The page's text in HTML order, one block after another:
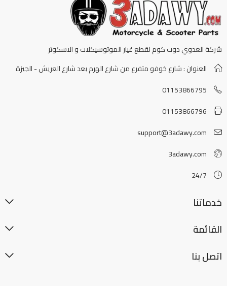
شركة العدوي دوت كوم لقطع غيار الموتوسيكلات و الاسكوتر
العنوان : شارع خوفو متفرع من شارع الهرم بعد شارع العريش - الجيزة
01153866795
01153866796
support@3adawy.com
3adawy.com
24/7
خدماتنا
القائمة
اتصل بنا